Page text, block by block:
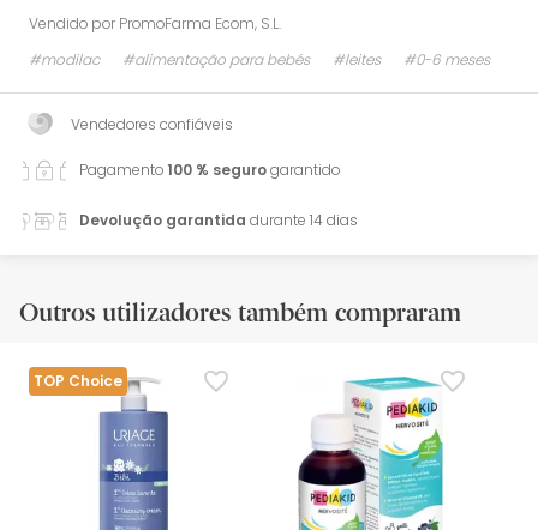
Vendido por PromoFarma Ecom, S.L.
#modilac
#alimentação para bebés #leites #0-6 meses
Vendedores confiáveis
Pagamento100 % segurogarantido
Devolução garantida durante 14 dias
Outros utilizadores também compraram
TOP Choice